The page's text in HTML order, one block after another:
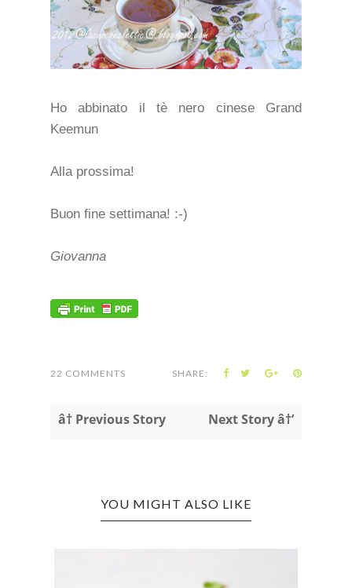
Ho abbinato il tè nero cinese Grand
Keemun
Alla prossima!
Buon fine settimana! :-)
Giovanna
22 COMMENTS SHARE:
â† Previous Story Next Story â†’
YOU MIGHT ALSO LIKE